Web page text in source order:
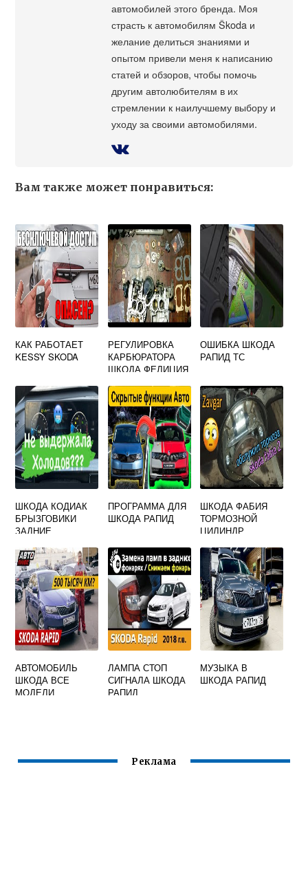
автомобилей этого бренда. Моя
страсть к автомобилям Škoda и
желание делиться знаниями и
опытом привели меня к написанию
статей и обзоров, чтобы помочь
другим автолюбителям в их
стремлении к наилучшему выбору и
уходу за своими автомобилями.
Вам также может понравиться:
КАК РАБОТАЕТ
KESSY SKODA
РЕГУЛИРОВКА
КАРБЮРАТОРА
ШКОДА ФЕЛИЦИЯ
ОШИБКА ШКОДА
РАПИД ТС
ШКОДА КОДИАК
БРЫЗГОВИКИ
ЗАДНИЕ
ПРОГРАММА ДЛЯ
ШКОДА РАПИД
ШКОДА ФАБИЯ
ТОРМОЗНОЙ
ЦИЛИНДР
АВТОМОБИЛЬ
ШКОДА ВСЕ
МОДЕЛИ
ЛАМПА СТОП
СИГНАЛА ШКОДА
РАПИД
МУЗЫКА В
ШКОДА РАПИД
Реклама